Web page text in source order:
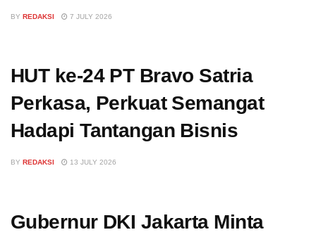
BY REDAKSI 7 JULY 2026
HUT ke-24 PT Bravo Satria
Perkasa, Perkuat Semangat
Hadapi Tantangan Bisnis
BY REDAKSI 13 JULY 2026
Gubernur DKI Jakarta Minta